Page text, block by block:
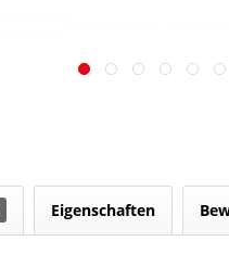
Eigenschaften